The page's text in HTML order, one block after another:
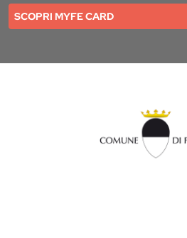
SCOPRI MYFE CARD